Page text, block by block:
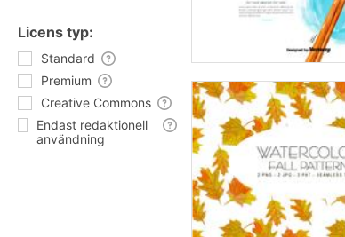
Licens typ:
Standard
Premium
Creative Commons
Endast redaktionell
användning